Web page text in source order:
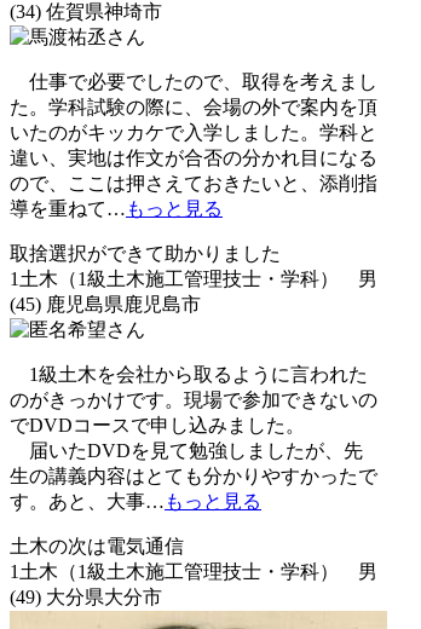
(34) 佐賀県神埼市
仕事で必要でしたので、取得を考えまし
た。学科試験の際に、会場の外で案内を頂
いたのがキッカケで入学しました。学科と
違い、実地は作文が合否の分かれ目になる
ので、ここは押さえておきたいと、添削指
導を重ねて… もっと見る
取捨選択ができて助かりました
1土木（1級土木施工管理技士・学科） 男
(45) 鹿児島県鹿児島市
1級土木を会社から取るように言われた
のがきっかけです。現場で参加できないの
でDVDコースで申し込みました。
届いたDVDを見て勉強しましたが、先
生の講義内容はとても分かりやすかったで
す。あと、大事… もっと見る
土木の次は電気通信
1土木（1級土木施工管理技士・学科） 男
(49) 大分県大分市